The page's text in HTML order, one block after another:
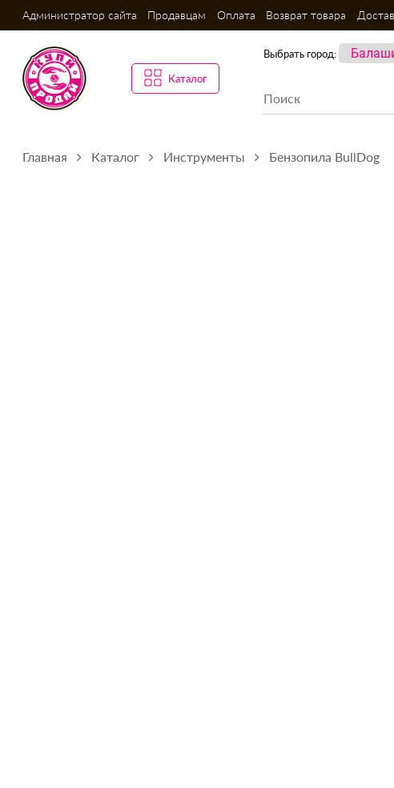
Администратор сайта Продавцам Оплата Возврат товара
Каталог
Выбрать город:
Главная Каталог Инструменты Бензопила BullDog